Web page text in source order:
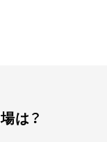
は？